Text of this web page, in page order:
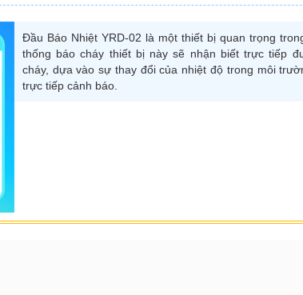
Đầu Báo Nhiệt YRD-02 là một thiết bị quan trọng
thống báo cháy thiết bị này sẽ nhận biết trực tiếp
cháy, dựa vào sự thay đổi của nhiệt độ trong môi
trực tiếp cảnh báo.